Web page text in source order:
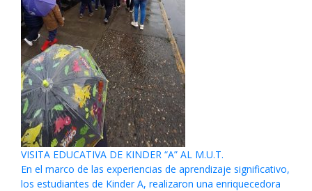
VISITA EDUCATIVA DE KINDER “A” AL M.U.T.
En el marco de las experiencias de aprendizaje significativo,
los estudiantes de Kinder A, realizaron una enriquecedora